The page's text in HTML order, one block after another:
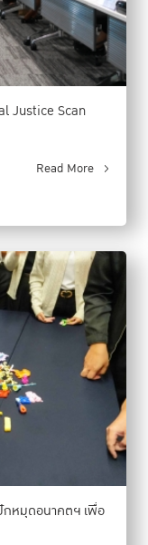
Justice Scan
Read More
กหมุดอนาคตฯ เพื่อ